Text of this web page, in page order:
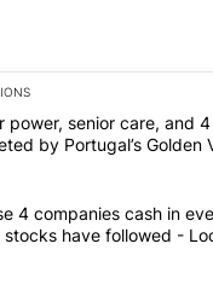
a list of the most
titled "Solar power,
power, senior care, and
by Portugal’s Golden
8
titled "These 4
4 companies cash in
stocks have followed -